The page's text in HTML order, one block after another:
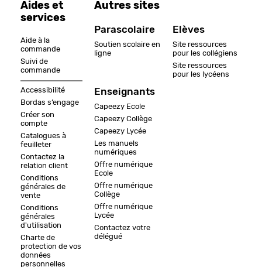
Aides et
services
Aide à la
commande
Suivi de
commande
Accessibilité
Bordas s’engage
Créer son
compte
Catalogues à
feuilleter
Contactez la
relation client
Conditions
générales de
vente
Conditions
générales
d'utilisation
Charte de
protection de vos
données
personnelles
Autres sites
Parascolaire
Soutien scolaire en
ligne
Enseignants
Capeezy Ecole
Capeezy Collège
Capeezy Lycée
Les manuels
numériques
Offre numérique
Ecole
Offre numérique
Collège
Offre numérique
Lycée
Contactez votre
délégué
Elèves
Site ressources
pour les collégiens
Site ressources
pour les lycéens